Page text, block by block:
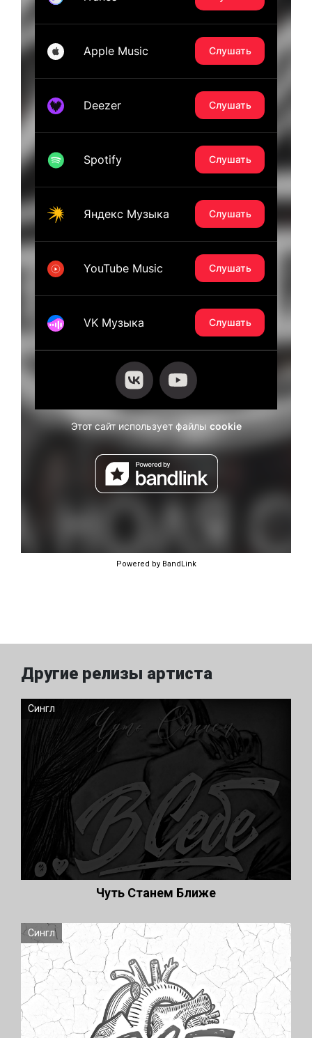
Powered by BandLink
Другие релизы артиста
Сингл
Чуть Станем Ближе
Сингл